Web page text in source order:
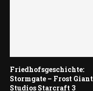
Friedhofsgeschichte:
Stormgate – Frost Giant
Studios Starcraft 3